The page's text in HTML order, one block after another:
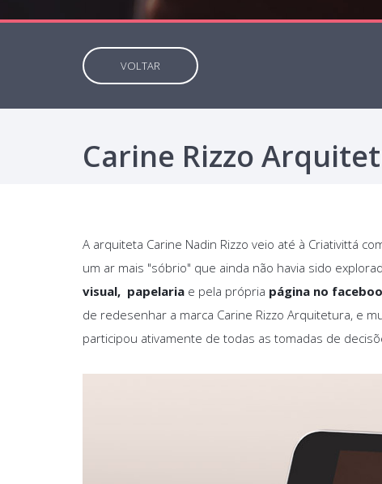
VOLTAR
Carine Rizzo
A arquiteta Carine Nadin Rizzo veio até à Criativittá
um ar mais "sóbrio" que ainda não havia sido
visual, papelaria e pela própria página no
de redesenhar a marca Carine Rizzo Arquitetura, e
participou ativamente de todas as tomadas de